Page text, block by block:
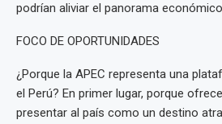
podrían aliviar el panorama
FOCO DE OPORTUNIDADES
¿Porque la APEC representa una
el Perú? En primer lugar, porque
presentar al país como un destino